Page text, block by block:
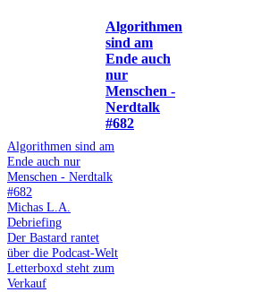
Algorithmen
sind am
Ende auch
nur
Menschen -
Nerdtalk
#682
Algorithmen sind am
Ende auch nur
Menschen - Nerdtalk
#682
Michas L.A.
Debriefing
Der Bastard rantet
über die Podcast-Welt
Letterboxd steht zum
Verkauf